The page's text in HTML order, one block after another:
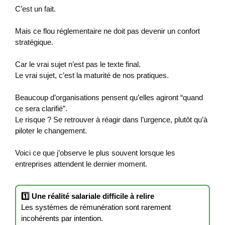
C’est un fait.
Mais ce flou réglementaire ne doit pas devenir un confort
stratégique.
Car le vrai sujet n’est pas le texte final.
Le vrai sujet, c’est la maturité de nos pratiques.
Beaucoup d’organisations pensent qu’elles agiront “quand
ce sera clarifié”.
Le risque ? Se retrouver à réagir dans l’urgence, plutôt qu’à
piloter le changement.
Voici ce que j’observe le plus souvent lorsque les
entreprises attendent le dernier moment.
1️⃣ Une réalité salariale difficile à relire
Les systèmes de rémunération sont rarement
incohérents par intention.